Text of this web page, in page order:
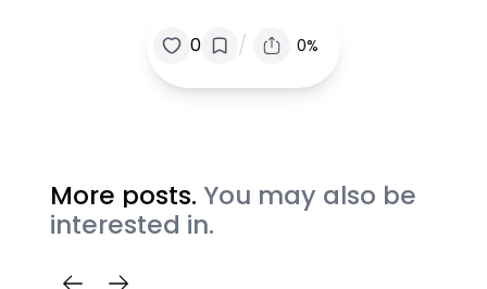
0 / 0%
More posts. You may also be
interested in.